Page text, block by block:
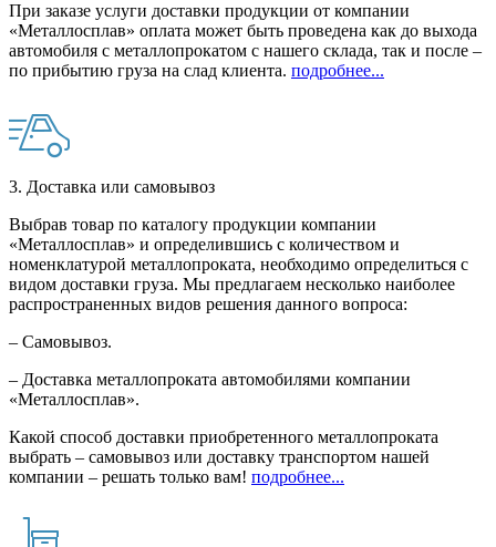
При заказе услуги доставки продукции от компании
«Металлосплав» оплата может быть проведена как до выхода
автомобиля с металлопрокатом с нашего склада, так и после –
по прибытию груза на слад клиента. подробнее...
3. Доставка или самовывоз
Выбрав товар по каталогу продукции компании
«Металлосплав» и определившись с количеством и
номенклатурой металлопроката, необходимо определиться с
видом доставки груза. Мы предлагаем несколько наиболее
распространенных видов решения данного вопроса:
– Самовывоз.
– Доставка металлопроката автомобилями компании
«Металлосплав».
Какой способ доставки приобретенного металлопроката
выбрать – самовывоз или доставку транспортом нашей
компании – решать только вам! подробнее...